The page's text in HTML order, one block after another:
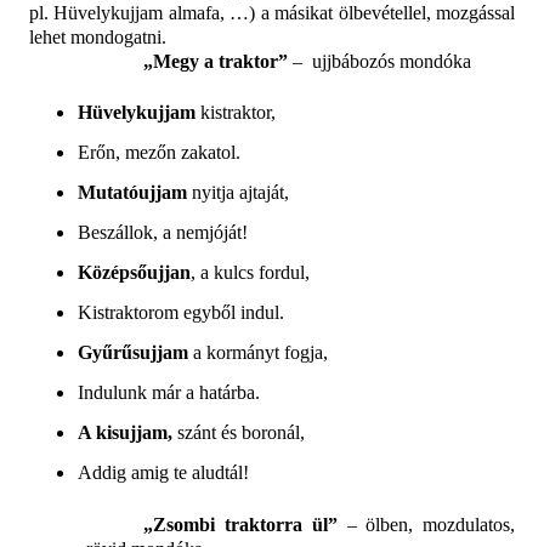
pl. Hüvelykujjam almafa, …) a másikat ölbevétellel, mozgással
lehet mondogatni.
„Megy a traktor” – ujjbábozós mondóka
Hüvelykujjam kistraktor,
Erőn, mezőn zakatol.
Mutatóujjam nyitja ajtaját,
Beszállok, a nemjóját!
Középsőujjan, a kulcs fordul,
Kistraktorom egyből indul.
Gyűrűsujjam a kormányt fogja,
Indulunk már a határba.
A kisujjam, szánt és boronál,
Addig amig te aludtál!
„Zsombi traktorra ül”– ölben, mozdulatos,